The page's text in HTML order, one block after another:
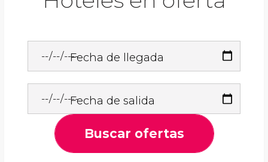
Fecha de llegada
Fecha de salida
Buscar ofertas